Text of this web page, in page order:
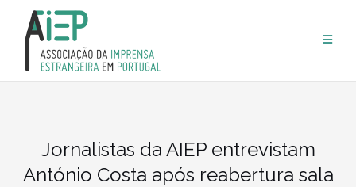
Jornalistas da AIEP entrevistam
António Costa após reabertura sala